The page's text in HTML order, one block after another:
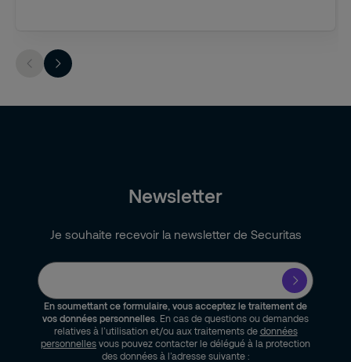
Newsletter
Je souhaite recevoir la newsletter de Securitas
En soumettant ce formulaire, vous acceptez le traitement de
vos données personnelles . En cas de questions ou demandes
relatives à l’utilisation et/ou aux traitements de données
personnelles vous pouvez contacter le délégué à la protection
des données à l’adresse suivante :